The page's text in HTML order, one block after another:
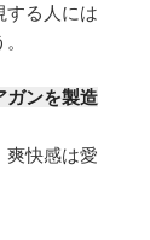
する人には
ガンを製造
爽快感は愛